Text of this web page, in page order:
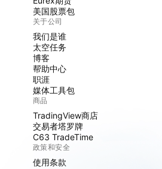
美国股票包
关于公司
我们是谁
太空任务
博客
帮助中心
职涯
媒体工具包
商品
TradingView商店
交易者塔罗牌
C63 TradeTime
政策和安全
使用条款